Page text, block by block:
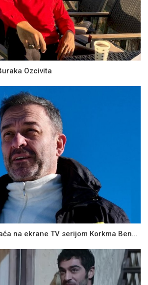
Ozcivita
na ekrane TV serijom Korkma Ben...